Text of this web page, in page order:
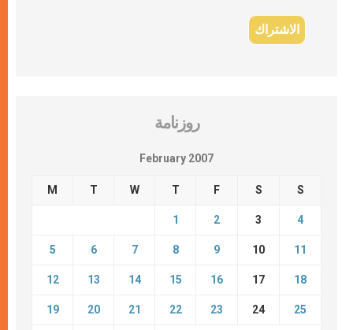
روزنامة
February 2007
M T W T F S S
1 2 3 4
5 6 7 8 9 10 11
12 13 14 15 16 17 18
19 20 21 22 23 24 25